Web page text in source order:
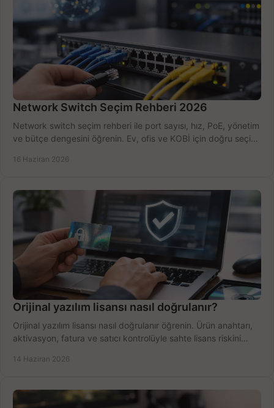
Network Switch Seçim Rehberi 2026
Network switch seçim rehberi ile port sayısı, hız, PoE, yönetim
ve bütçe dengesini öğrenin. Ev, ofis ve KOBİ için doğru seçimi
16 Haziran 2026
Orijinal yazılım lisansı nasıl doğrulanır?
Orijinal yazılım lisansı nasıl doğrulanır öğrenin. Ürün anahtarı,
aktivasyon, fatura ve satıcı kontrolüyle sahte lisans riskini
14 Haziran 2026